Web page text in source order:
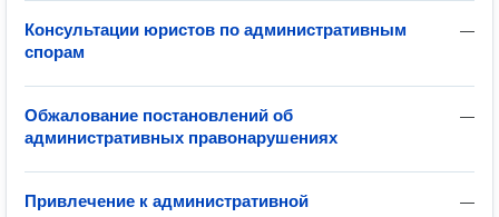
—
Консультации юристов по административным
спорам
—
Обжалование постановлений об
административных правонарушениях
—
Привлечение к административной